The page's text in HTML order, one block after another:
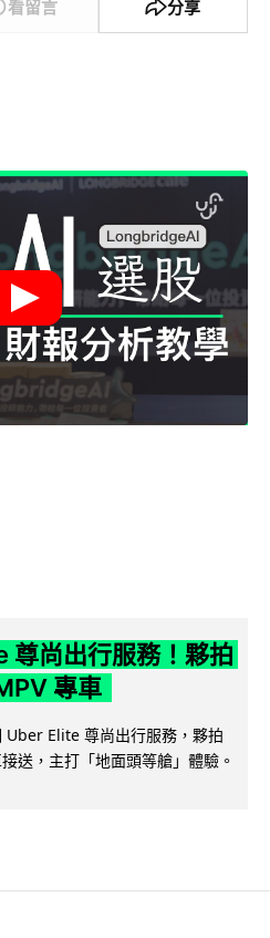
看留言 分享
尊尚出行服務！夥拍
專車
Elite 尊尚出行服務，夥拍
送，主打「地面頭等艙」體驗。